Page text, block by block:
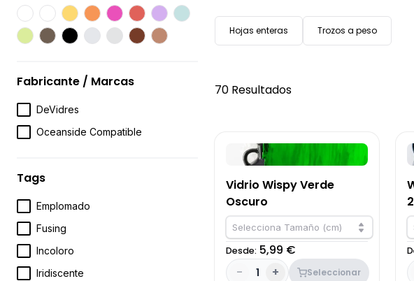
Fabricante / Marcas
DeVidres
Oceanside Compatible
Tags
Emplomado
Fusing
Incoloro
Iridiscente
Hojas enteras Trozos a peso
70 Resultados
Vidrio Wispy Verde
Oscuro
Selecciona Tamaño (cm)
Desde: 5,99 €
-
1 + Seleccionar